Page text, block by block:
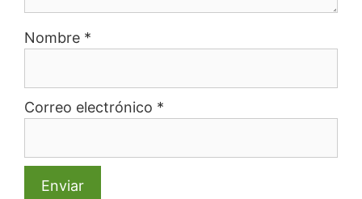
Nombre *
Correo electrónico *